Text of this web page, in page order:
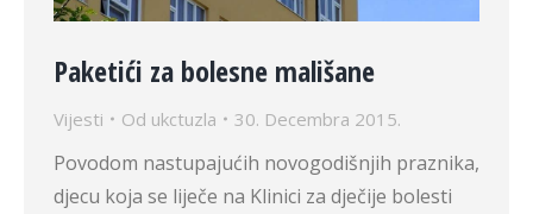
Paketići za bolesne mališane
Vijesti Od ukctuzla 30. Decembra 2015.
Povodom nastupajućih novogodišnjih praznika,
djecu koja se liječe na Klinici za dječije bolesti